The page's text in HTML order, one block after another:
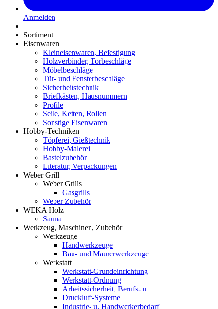
Anmelden
Sortiment
Eisenwaren
Kleineisenwaren, Befestigung
Holzverbinder, Torbeschläge
Möbelbeschläge
Tür- und Fensterbeschläge
Sicherheitstechnik
Briefkästen, Hausnummern
Profile
Seile, Ketten, Rollen
Sonstige Eisenwaren
Hobby-Techniken
Töpferei, Gießtechnik
Hobby-Malerei
Bastelzubehör
Literatur, Verpackungen
Weber Grill
Weber Grills
Gasgrills
Weber Zubehör
WEKA Holz
Sauna
Werkzeug, Maschinen, Zubehör
Werkzeuge
Handwerkzeuge
Bau- und Maurerwerkzeuge
Werkstatt
Werkstatt-Grundeinrichtung
Werkstatt-Ordnung
Arbeitssicherheit, Berufs- u.
Druckluft-Systeme
Industrie- u. Handwerkerbedarf